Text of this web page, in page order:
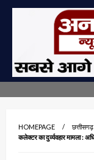
Skip
सबसे आगे सबसे तेज
HOMEPAGE
छत्तीसगढ़
कलेक्टर का दुर्व्यवहार मामला :